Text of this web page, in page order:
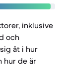
inklusive
och
åt i hur
hur de är